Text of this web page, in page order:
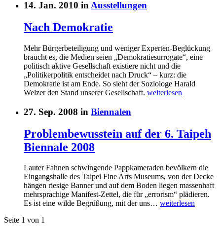
14. Jan. 2010 in Ausstellungen
Nach Demokratie
Mehr Bürgerbeteiligung und weniger Experten-Beglückung
braucht es, die Medien seien „Demokratiesurrogate“, eine
politisch aktive Gesellschaft existiere nicht und die
„Politikerpolitik entscheidet nach Druck“ – kurz: die
Demokratie ist am Ende. So sieht der Soziologe Harald
Welzer den Stand unserer Gesellschaft. weiterlesen
27. Sep. 2008 in Biennalen
Problembewusstein auf der 6. Taipeh
Biennale 2008
Lauter Fahnen schwingende Pappkameraden bevölkern die
Eingangshalle des Taipei Fine Arts Museums, von der Decke
hängen riesige Banner und auf dem Boden liegen massenhaft
mehrsprachige Manifest-Zettel, die für „errorism“ plädieren.
Es ist eine wilde Begrüßung, mit der uns… weiterlesen
Seite 1 von 1